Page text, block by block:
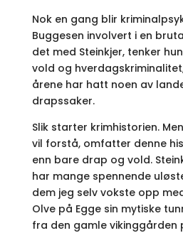
Nok en gang blir
Buggesen involvert i en
det med Steinkjer, tenker
vold og
årene har hatt noen av
drapssaker.
Slik starter krimhistorien.
vil forstå, omfatter denne
enn bare drap og vold.
har mange spennende
dem jeg selv vokste opp
Olve på Egge sin mytiske
fra den gamle vikinggården